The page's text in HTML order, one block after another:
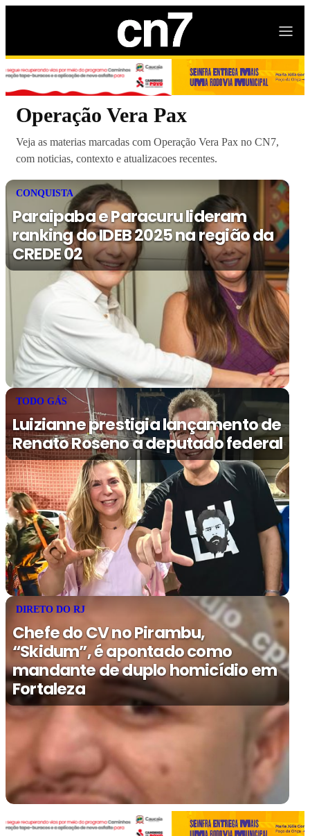
Operação Vera Pax
Veja as materias marcadas com Operação Vera Pax no CN7,
com noticias, contexto e atualizacoes recentes.
CONQUISTA
Paraipaba e Paracuru lideram
ranking do IDEB 2025 na região da
CREDE 02
TODO GÁS
Luizianne prestigia lançamento de
Renato Roseno a deputado federal
DIRETO DO RJ
Chefe do CV no Pirambu,
“Skidum”, é apontado como
mandante de duplo homicídio em
Fortaleza